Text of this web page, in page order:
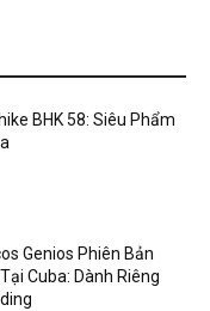
BHK 58: Siêu Phẩm
Genios Phiên Bản
Cuba: Dành Riêng